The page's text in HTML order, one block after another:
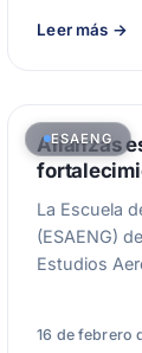
Leer más →
ESAENG
Alianzas
La Escuela
(ESAENG)
Estudios
16 de febrero